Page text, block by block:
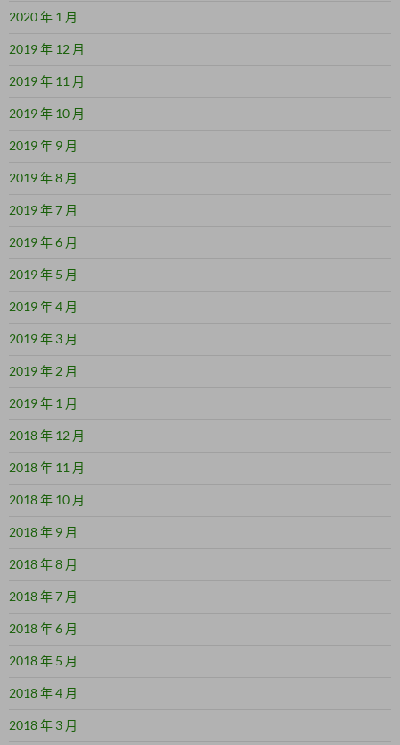
2020 年 1 月
2019 年 12 月
2019 年 11 月
2019 年 10 月
2019 年 9 月
2019 年 8 月
2019 年 7 月
2019 年 6 月
2019 年 5 月
2019 年 4 月
2019 年 3 月
2019 年 2 月
2019 年 1 月
2018 年 12 月
2018 年 11 月
2018 年 10 月
2018 年 9 月
2018 年 8 月
2018 年 7 月
2018 年 6 月
2018 年 5 月
2018 年 4 月
2018 年 3 月